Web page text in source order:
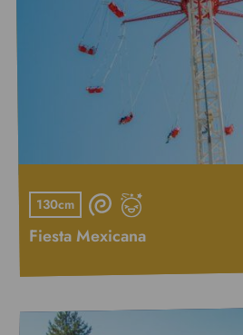
130cm
Fiesta Mexicana